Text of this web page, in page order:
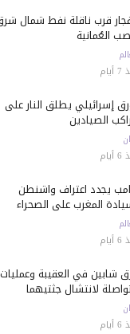
قرب ناقلة نفط شمال
العُمانية
إسرائيلي يطلق النار على
الصيادين
يجدد اعتراف واشنطن
المغرب على الصحراء
شابين في العقيبة وعمليات
لانتشال جثتيهما